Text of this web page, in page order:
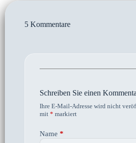
5 Kommentare
Schreiben Sie einen
Ihre E-Mail-Adresse wird nicht
mit * markiert
Name *